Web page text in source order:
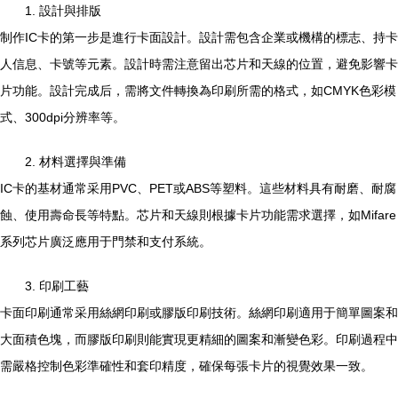
1. 設計與排版
制作IC卡的第一步是進行卡面設計。設計需包含企業或機構的標志、持卡
人信息、卡號等元素。設計時需注意留出芯片和天線的位置，避免影響卡
片功能。設計完成后，需將文件轉換為印刷所需的格式，如CMYK色彩模
式、300dpi分辨率等。
2. 材料選擇與準備
IC卡的基材通常采用PVC、PET或ABS等塑料。這些材料具有耐磨、耐腐
蝕、使用壽命長等特點。芯片和天線則根據卡片功能需求選擇，如Mifare
系列芯片廣泛應用于門禁和支付系統。
3. 印刷工藝
卡面印刷通常采用絲網印刷或膠版印刷技術。絲網印刷適用于簡單圖案和
大面積色塊，而膠版印刷則能實現更精細的圖案和漸變色彩。印刷過程中
需嚴格控制色彩準確性和套印精度，確保每張卡片的視覺效果一致。